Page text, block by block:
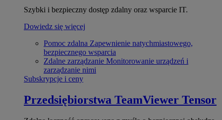
Szybki i bezpieczny dostęp zdalny oraz wsparcie IT.
Dowiedz się więcej
Pomoc zdalna Zapewnienie natychmiastowego,
bezpiecznego wsparcia
Zdalne zarządzanie Monitorowanie urządzeń i
zarządzanie nimi
Subskrypcje i ceny
Przedsiębiorstwa TeamViewer Tensor